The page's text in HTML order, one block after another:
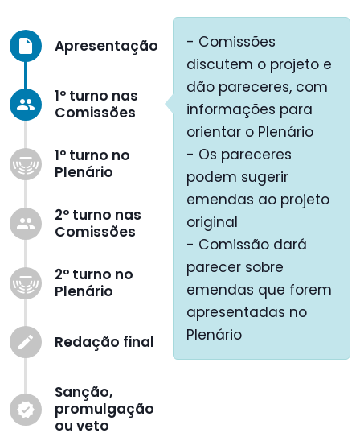
insert_drive_file Apresentação
group
1º turno nas
Comissões
1º turno no
Plenário
group
2º turno nas
Comissões
2º turno no
Plenário
create Redação final
verified
Sanção,
promulgação
ou veto
- Comissões
discutem o projeto e
dão pareceres, com
informações para
orientar o Plenário
- Os pareceres
podem sugerir
emendas ao projeto
original
- Comissão dará
parecer sobre
emendas que forem
apresentadas no
Plenário